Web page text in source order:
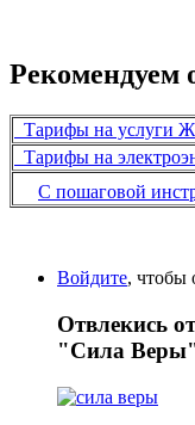
Рекомендуем
Тарифы на услуги
Тарифы на
С пошаговой
Войдите, чтобы
Отвлекись
"Сила